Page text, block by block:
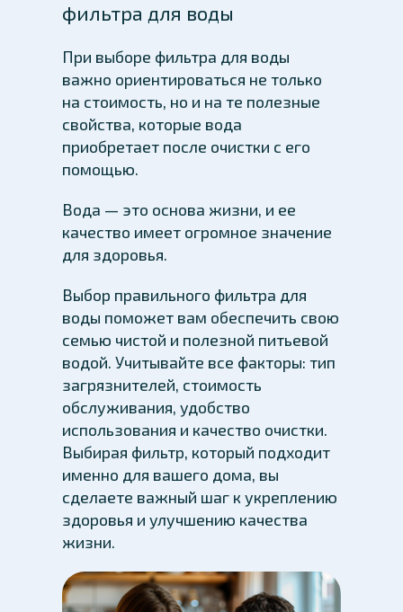
фильтра для воды
При выборе фильтра для воды
важно ориентироваться не только
на стоимость, но и на те полезные
свойства, которые вода
приобретает после очистки с его
помощью.
Вода — это основа жизни, и ее
качество имеет огромное значение
для здоровья.
Выбор правильного фильтра для
воды поможет вам обеспечить свою
семью чистой и полезной питьевой
водой. Учитывайте все факторы: тип
загрязнителей, стоимость
обслуживания, удобство
использования и качество очистки.
Выбирая фильтр, который подходит
именно для вашего дома, вы
сделаете важный шаг к укреплению
здоровья и улучшению качества
жизни.